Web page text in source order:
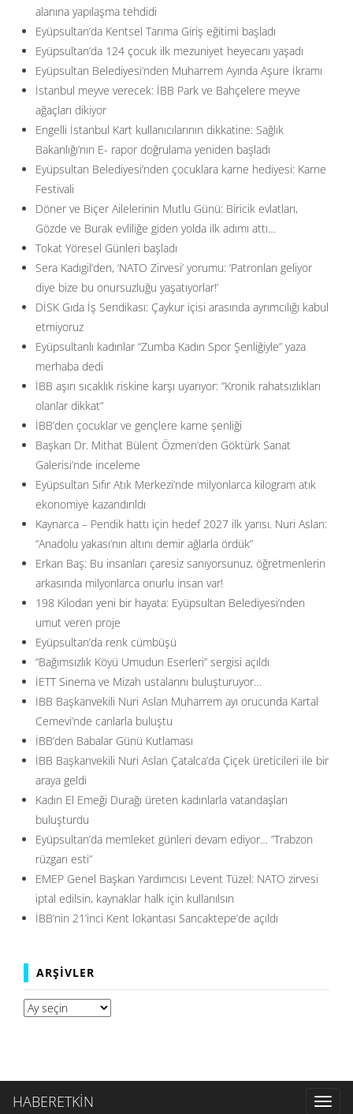
alanına yapılaşma tehdidi
Eyüpsultan’da Kentsel Tarıma Giriş eğitimi başladı
Eyüpsultan’da 124 çocuk ilk mezuniyet heyecanı yaşadı
Eyüpsultan Belediyesi’nden Muharrem Ayında Aşure İkramı
İstanbul meyve verecek: İBB Park ve Bahçelere meyve
ağaçları dikiyor
Engelli İstanbul Kart kullanıcılarının dikkatine: Sağlık
Bakanlığı’nın E- rapor doğrulama yeniden başladı
Eyüpsultan Belediyesi’nden çocuklara karne hediyesi: Karne
Festivali
Döner ve Biçer Ailelerinin Mutlu Günü: Biricik evlatları,
Gözde ve Burak evliliğe giden yolda ilk adımı attı…
Tokat Yöresel Günleri başladı
Sera Kadıgil’den, ‘NATO Zirvesi’ yorumu: ‘Patronları geliyor
diye bize bu onursuzluğu yaşatıyorlar!’
DİSK Gıda İş Sendikası: Çaykur içisi arasında ayrımcılığı kabul
etmiyoruz
Eyüpsultanlı kadınlar “Zumba Kadın Spor Şenliğiyle” yaza
merhaba dedi
İBB aşırı sıcaklık riskine karşı uyarıyor: ”Kronik rahatsızlıkları
olanlar dikkat”
İBB’den çocuklar ve gençlere karne şenliği
Başkan Dr. Mithat Bülent Özmen’den Göktürk Sanat
Galerisi’nde inceleme
Eyüpsultan Sıfır Atık Merkezi’nde milyonlarca kilogram atık
ekonomiye kazandırıldı
Kaynarca – Pendik hattı için hedef 2027 ilk yarısı. Nuri Aslan:
”Anadolu yakası’nın altını demir ağlarla ördük”
Erkan Baş: Bu insanları çaresiz sanıyorsunuz, öğretmenlerin
arkasında milyonlarca onurlu insan var!
198 Kilodan yeni bir hayata: Eyüpsultan Belediyesi’nden
umut veren proje
Eyüpsultan’da renk cümbüşü
“Bağımsızlık Köyü Umudun Eserleri” sergisi açıldı
İETT Sinema ve Mizah ustalarını buluşturuyor…
İBB Başkanvekili Nuri Aslan Muharrem ayı orucunda Kartal
Cemevi’nde canlarla buluştu
İBB’den Babalar Günü Kutlaması
İBB Başkanvekili Nuri Aslan Çatalca’da Çiçek üreticileri ile bir
araya geldi
Kadın El Emeği Durağı üreten kadınlarla vatandaşları
buluşturdu
Eyüpsultan’da memleket günleri devam ediyor… ”Trabzon
rüzgarı esti”
EMEP Genel Başkan Yardımcısı Levent Tüzel: NATO zirvesi
iptal edilsin, kaynaklar halk için kullanılsın
İBB’nin 21’inci Kent lokantası Sancaktepe’de açıldı
ARŞIVLER
Arşivler
HABERETKİN Toggle